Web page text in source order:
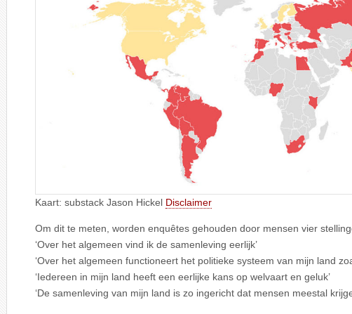
Kaart: substack Jason Hickel Disclaimer
Om dit te meten, worden enquêtes gehouden door mensen vier
‘Over het algemeen vind ik de samenleving eerlijk’
‘Over het algemeen functioneert het politieke systeem van mijn land
‘Iedereen in mijn land heeft een eerlijke kans op welvaart en geluk’
‘De samenleving van mijn land is zo ingericht dat mensen meestal